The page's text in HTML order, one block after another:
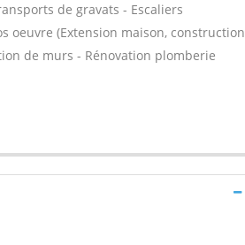
de gravats - Escaliers
oeuvre (Extension maison, construction
de murs - Rénovation plomberie